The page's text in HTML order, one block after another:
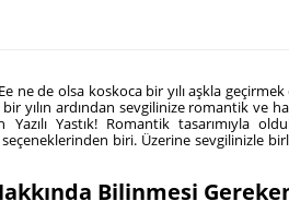
de olsa koskoca bir yılı aşkla
yılın ardından sevgilinize romantik ve
Yastık! Romantik tasarımıyla
biri. Üzerine sevgilinizle
Bilinmesi